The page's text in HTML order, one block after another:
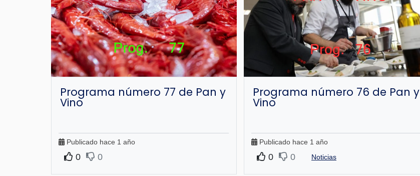
Programa número 77 de Pan y
Vino
Publicado hace 1 año
0 0
Programa número 76 de Pan y
Vino
Publicado hace 1 año
0 0 Noticias